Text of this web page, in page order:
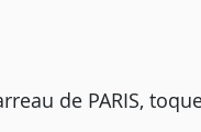
de PARIS, toque